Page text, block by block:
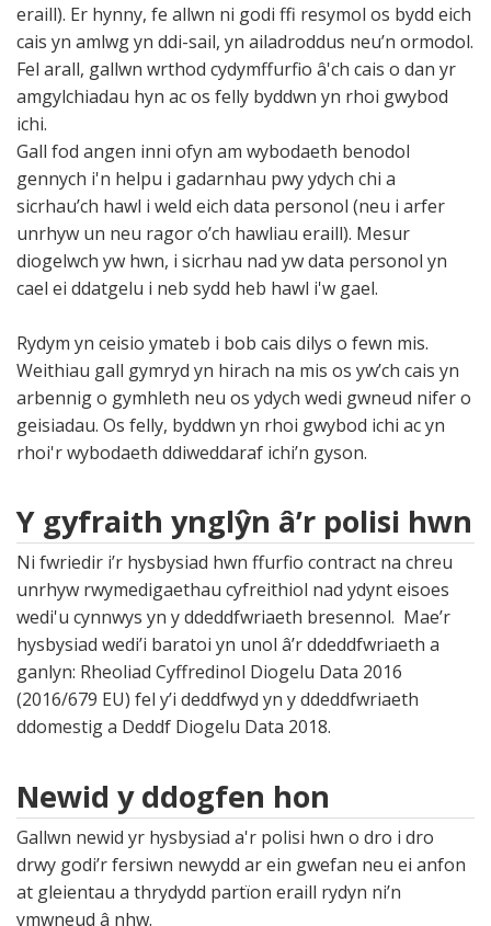
eraill). Er hynny, fe allwn ni godi ffi resymol os bydd eich
cais yn amlwg yn ddi-sail, yn ailadroddus neu’n ormodol.
Fel arall, gallwn wrthod cydymffurfio â'ch cais o dan yr
amgylchiadau hyn ac os felly byddwn yn rhoi gwybod
ichi.
Gall fod angen inni ofyn am wybodaeth benodol
gennych i'n helpu i gadarnhau pwy ydych chi a
sicrhau’ch hawl i weld eich data personol (neu i arfer
unrhyw un neu ragor o’ch hawliau eraill). Mesur
diogelwch yw hwn, i sicrhau nad yw data personol yn
cael ei ddatgelu i neb sydd heb hawl i'w gael.
Rydym yn ceisio ymateb i bob cais dilys o fewn mis.
Weithiau gall gymryd yn hirach na mis os yw’ch cais yn
arbennig o gymhleth neu os ydych wedi gwneud nifer o
geisiadau. Os felly, byddwn yn rhoi gwybod ichi ac yn
rhoi'r wybodaeth ddiweddaraf ichi’n gyson.
Y gyfraith ynglŷn â’r polisi hwn
Ni fwriedir i’r hysbysiad hwn ffurfio contract na chreu
unrhyw rwymedigaethau cyfreithiol nad ydynt eisoes
wedi'u cynnwys yn y ddeddfwriaeth bresennol. Mae’r
hysbysiad wedi’i baratoi yn unol â’r ddeddfwriaeth a
ganlyn: Rheoliad Cyffredinol Diogelu Data 2016
(2016/679 EU) fel y’i deddfwyd yn y ddeddfwriaeth
ddomestig a Deddf Diogelu Data 2018.
Newid y ddogfen hon
Gallwn newid yr hysbysiad a'r polisi hwn o dro i dro
drwy godi’r fersiwn newydd ar ein gwefan neu ei anfon
at gleientau a thrydydd partïon eraill rydyn ni’n
ymwneud â nhw.